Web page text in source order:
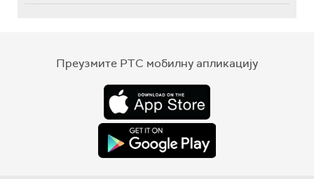
Преузмите РТС мобилну апликацију